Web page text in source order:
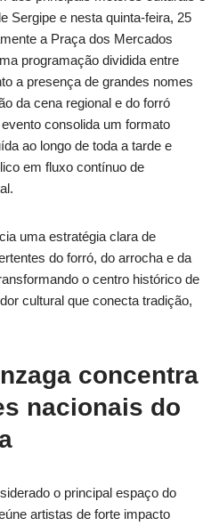
Sergipe e nesta quinta-feira, 25
a Praça dos Mercados
programação dividida entre
a presença de grandes nomes
da cena regional e do forró
consolida um formato
ao longo de toda a tarde e
em fluxo contínuo de
uma estratégia clara de
do forró, do arrocha e da
o centro histórico de
cultural que conecta tradição,
concentra
nacionais do
o principal espaço do
artistas de forte impacto